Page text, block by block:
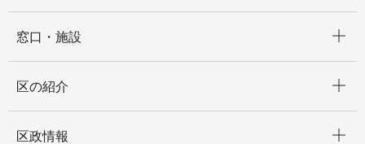
窓口・施設
区の紹介
区政情報